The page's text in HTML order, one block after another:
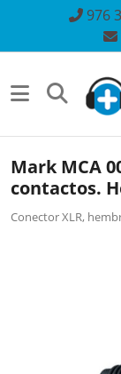
976
Mark MCA 001 MKII
contactos.
metálica
Conector XLR,